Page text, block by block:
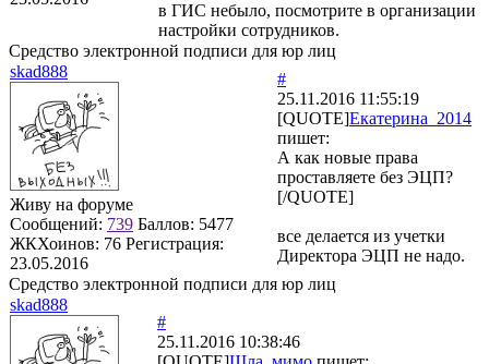
в ГИС небыло, посмотрите в организации
настройки сотрудников.
Средство электронной подписи для юр лиц
skad888
Живу на форуме
Сообщений: 739 Баллов: 5477
ЖКХоинов: 76 Регистрация:
23.05.2016
#
25.11.2016 11:55:19
[QUOTE]Екатерина_2014
пишет:
А как новые права
проставляете без ЭЦП?
[/QUOTE]
все делается из учетки
Директора ЭЦП не надо.
Средство электронной подписи для юр лиц
skad888
#
25.11.2016 10:38:46